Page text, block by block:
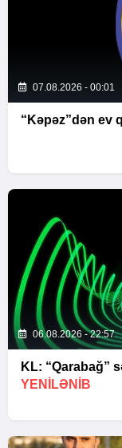
07.08.2026 - 00:01
“Kəpəz”dən ev
06.08.2026 - 22:57
KL: “Qarabağ”
YENİLƏNİB